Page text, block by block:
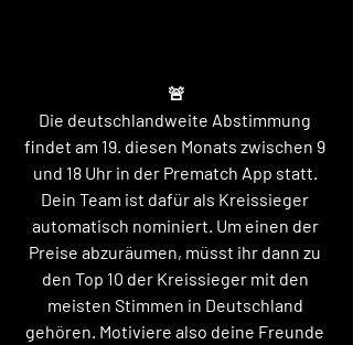
🚨
Die deutschlandweite Abstimmung
findet am 19. diesen Monats zwischen 9
und 18 Uhr in der Prematch App statt.
Dein Team ist dafür als Kreissieger
automatisch nominiert. Um einen der
Preise abzuräumen, müsst ihr dann zu
den Top 10 der Kreissieger mit den
meisten Stimmen in Deutschland
gehören. Motiviere also deine Freunde